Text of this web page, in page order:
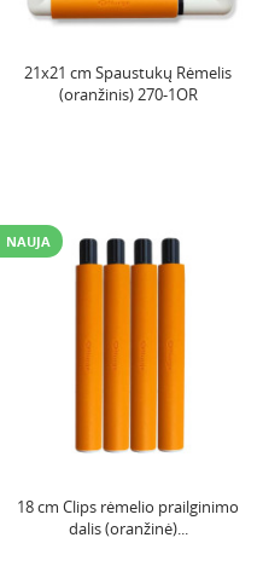
21x21 cm Spaustukų Rėmelis
(oranžinis) 270-1OR
NAUJA
18 cm Clips rėmelio prailginimo
dalis (oranžinė)...